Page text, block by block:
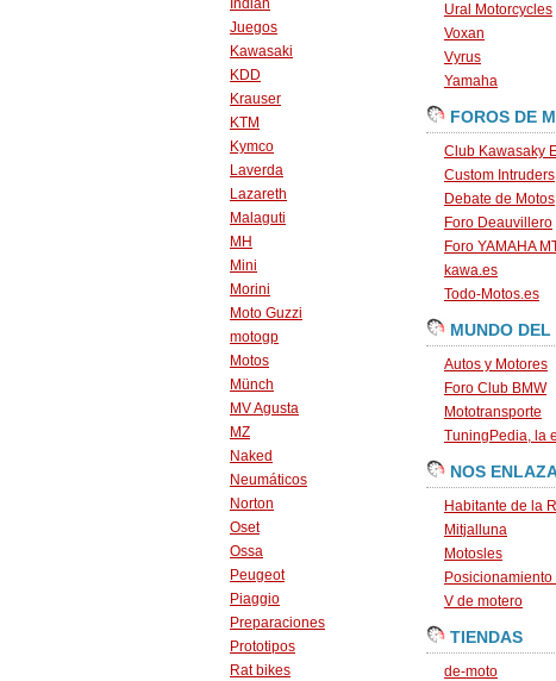
Indian
Juegos
Kawasaki
KDD
Krauser
KTM
Kymco
Laverda
Lazareth
Malaguti
MH
Mini
Morini
Moto Guzzi
motogp
Motos
Münch
MV Agusta
MZ
Naked
Neumáticos
Norton
Oset
Ossa
Peugeot
Piaggio
Preparaciones
Prototipos
Rat bikes
Ural Motorcycles
Voxan
Vyrus
Yamaha
FOROS DE
Club Kawasaky
Custom Intruders
Debate de Motos
Foro Deauvillero
Foro YAMAHA
kawa.es
Todo-Motos.es
MUNDO
Autos y Motores
Foro Club BMW
Mototransporte
TuningPedia, la
NOS
Habitante de la
Mitjalluna
Motosles
V de motero
TIENDAS
de-moto